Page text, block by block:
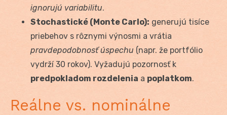
ignorujú variabilitu.
Stochastické (Monte Carlo): generujú tisíce
priebehov s rôznymi výnosmi a vrátia
pravdepodobnosť úspechu (napr. že portfólio
vydrží 30 rokov). Vyžadujú pozornosť k
predpokladom rozdelenia a poplatkom.
Reálne vs. nominálne